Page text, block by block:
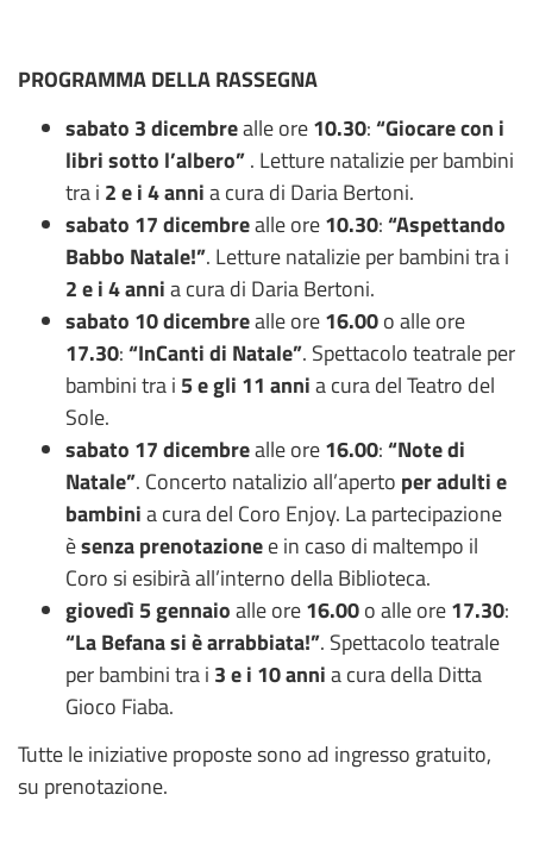
PROGRAMMA DELLA RASSEGNA
sabato 3 dicembrealle ore10.30:“Giocare con i
libri sotto l’albero”. Letture natalizie per bambini
tra i 2 e i 4 annia cura di Daria Bertoni.
sabato 17 dicembrealle ore10.30:“Aspettando
Babbo Natale!”. Letture natalizie per bambini tra i
2 e i 4 annia cura di Daria Bertoni.
sabato 10 dicembrealle ore16.00o alle ore
17.30:“InCanti di Natale”. Spettacolo teatrale per
bambini tra i 5 e gli 11 annia cura del Teatro del
Sole.
sabato 17 dicembrealle ore16.00:“Note di
Natale”. Concerto natalizio all’aperto per adulti e
bambinia cura del Coro Enjoy. La partecipazione
èsenza prenotazionee in caso di maltempo il
Coro si esibirà all’interno della Biblioteca.
giovedì 5 gennaioalle ore16.00o alle ore17.30:
“La Befana si è arrabbiata!”. Spettacolo teatrale
per bambini tra i 3 e i 10 annia cura della Ditta
Gioco Fiaba.
Tutte le iniziative proposte sono ad ingresso gratuito,
su prenotazione.